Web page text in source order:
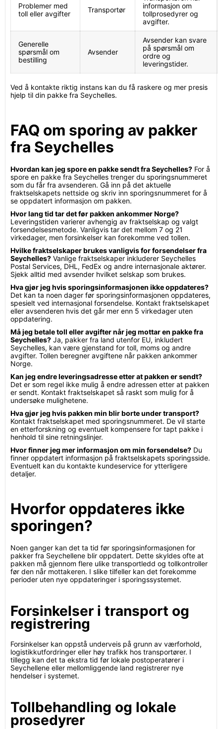
Problemer med
toll eller avgifter
Transportør
informasjon om
tollprosedyrer og
avgifter.
Generelle
spørsmål om
bestilling
Avsender
Avsender kan svare
på spørsmål om
ordre og
leveringstider.
Ved å kontakte riktig instans kan du få raskere og mer presis
hjelp til din pakke fra Seychelles.
FAQ om sporing av pakker
fra Seychelles
Hvordan kan jeg spore en pakke sendt fra Seychelles? For å
spore en pakke fra Seychelles trenger du sporingsnummeret
som du får fra avsenderen. Gå inn på det aktuelle
fraktselskapets nettside og skriv inn sporingsnummeret for å
se oppdatert informasjon om pakken.
Hvor lang tid tar det før pakken ankommer Norge?
Leveringstiden varierer avhengig av fraktselskap og valgt
forsendelsesmetode. Vanligvis tar det mellom 7 og 21
virkedager, men forsinkelser kan forekomme ved tollen.
Hvilke fraktselskaper brukes vanligvis for forsendelser fra
Seychelles? Vanlige fraktselskaper inkluderer Seychelles
Postal Services, DHL, FedEx og andre internasjonale aktører.
Sjekk alltid med avsender hvilket selskap som brukes.
Hva gjør jeg hvis sporingsinformasjonen ikke oppdateres?
Det kan ta noen dager før sporingsinformasjonen oppdateres,
spesielt ved internasjonal forsendelse. Kontakt fraktselskapet
eller avsenderen hvis det går mer enn 5 virkedager uten
oppdatering.
Må jeg betale toll eller avgifter når jeg mottar en pakke fra
Seychelles? Ja, pakker fra land utenfor EU, inkludert
Seychelles, kan være gjenstand for toll, moms og andre
avgifter. Tollen beregner avgiftene når pakken ankommer
Norge.
Kan jeg endre leveringsadresse etter at pakken er sendt?
Det er som regel ikke mulig å endre adressen etter at pakken
er sendt. Kontakt fraktselskapet så raskt som mulig for å
undersøke mulighetene.
Hva gjør jeg hvis pakken min blir borte under transport?
Kontakt fraktselskapet med sporingsnummeret. De vil starte
en etterforskning og eventuelt kompensere for tapt pakke i
henhold til sine retningslinjer.
Hvor finner jeg mer informasjon om min forsendelse? Du
finner oppdatert informasjon på fraktselskapets sporingsside.
Eventuelt kan du kontakte kundeservice for ytterligere
detaljer.
Hvorfor oppdateres ikke
sporingen?
Noen ganger kan det ta tid før sporingsinformasjonen for
pakker fra Seychellene blir oppdatert. Dette skyldes ofte at
pakken må gjennom flere ulike transportledd og tollkontroller
før den når mottakeren. I slike tilfeller kan det forekomme
perioder uten nye oppdateringer i sporingssystemet.
Forsinkelser i transport og
registrering
Forsinkelser kan oppstå underveis på grunn av værforhold,
logistikkutfordringer eller høy trafikk hos transportører. I
tillegg kan det ta ekstra tid før lokale postoperatører i
Seychellene eller mellomliggende land registrerer nye
hendelser i systemet.
Tollbehandling og lokale
prosedyrer